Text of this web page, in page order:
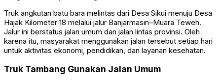
Truk angkutan batu bara melintas dari Desa Sikui menuju Desa
Hajak Kilometer 18 melalui jalur Banjarmasin–Muara Teweh.
Jalur ini berstatus jalan umum dan jalan lintas provinsi. Oleh
karena itu, masyarakat menggunakan jalan tersebut setiap hari
untuk aktivitas ekonomi, pendidikan, dan layanan kesehatan.
Truk Tambang Gunakan Jalan Umum